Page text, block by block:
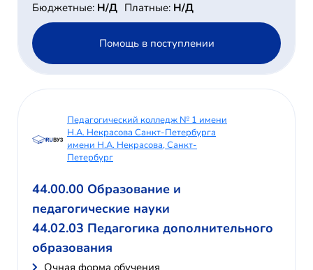
Бюджетные: Н/Д Платные: Н/Д
Помощь в поступлении
Педагогический колледж № 1 имени
Н.А. Некрасова Санкт-Петербурга
имени Н.А. Некрасова, Санкт-
Петербург
44.00.00 Образование и
педагогические науки
44.02.03 Педагогика дополнительного
образования